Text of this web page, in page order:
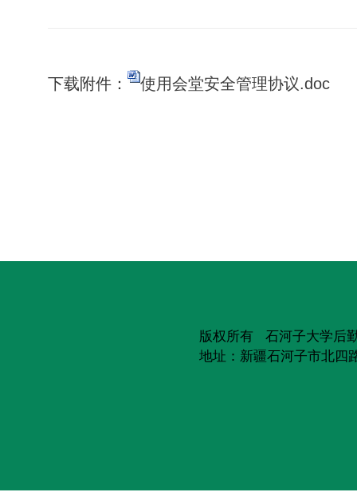
下载附件： 使用会堂安全管理协议.doc
版权所有 石河子大学后
地址：新疆石河子市北四